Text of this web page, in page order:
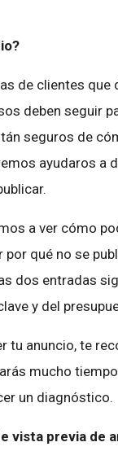
de clientes que
deben seguir
seguros de
ayudaros a
a ver cómo
por qué no se
dos entradas
y del
tu anuncio, te
mucho
un diagnóstico.
vista previa de